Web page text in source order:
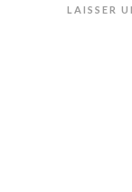
LAISSER